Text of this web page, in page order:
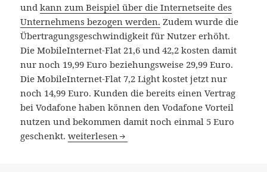
undkann zum Beispiel über die Internetseite des
Unternehmens bezogen werden. Zudem wurde die
Übertragungsgeschwindigkeit für Nutzer erhöht.
Die MobileInternet-Flat 21,6 und 42,2 kosten damit
nur noch 19,99 Euro beziehungsweise 29,99 Euro.
Die MobileInternet-Flat 7,2 Light kostet jetzt nur
noch 14,99 Euro. Kunden die bereits einen Vertrag
bei Vodafone haben können den Vodafone Vorteil
nutzen und bekommen damit noch einmal 5 Euro
geschenkt.Vodafone bietet Surf-Tarife im Rahmen der
weiterlesen